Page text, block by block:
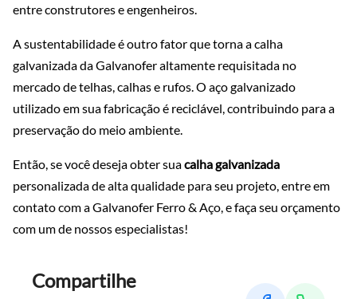
entre construtores e engenheiros.
A sustentabilidade é outro fator que torna a calha
galvanizada da Galvanofer altamente requisitada no
mercado de telhas, calhas e rufos. O aço galvanizado
utilizado em sua fabricação é reciclável, contribuindo para a
preservação do meio ambiente.
Então, se você deseja obter suacalha galvanizada
personalizada de alta qualidade para seu projeto, entre em
contato com a Galvanofer Ferro & Aço, e faça seu orçamento
com um de nossos especialistas!
Compartilhe